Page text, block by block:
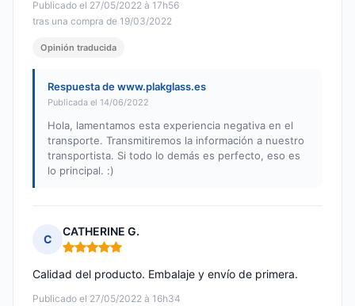
Publicado el 27/05/2022 à 17h56
tras una compra de 19/03/2022
Opinión traducida
Respuesta de www.plakglass.es
Publicada el 14/06/2022
Hola, lamentamos esta experiencia negativa en el
transporte. Transmitiremos la información a nuestro
transportista. Si todo lo demás es perfecto, eso es
lo principal. :)
C
CATHERINE G.
Nota: 5 de 5
Publicado el 27/05/2022 à 16h34
Calidad del producto. Embalaje y envío de primera.